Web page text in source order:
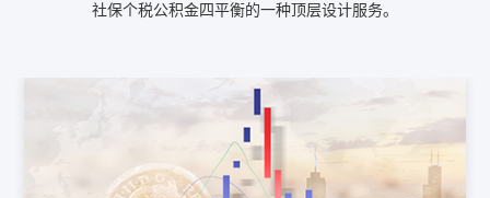
社保个税公积金四平衡的一种顶层设计服务。